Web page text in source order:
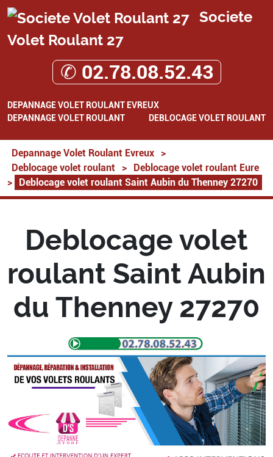
Societe
Volet Roulant 27
✆ 02.78.08.52.43
DEPANNAGE VOLET ROULANT EVREUX
DEPANNAGE VOLET ROULANT
DEBLOCAGE VOLET ROULANT
Depannage Volet Roulant Evreux
>
Deblocage volet roulant
>
Deblocage volet roulant Eure
>
Deblocage volet roulant Saint Aubin du Thenney 27270
Deblocage volet
roulant Saint Aubin
du Thenney 27270